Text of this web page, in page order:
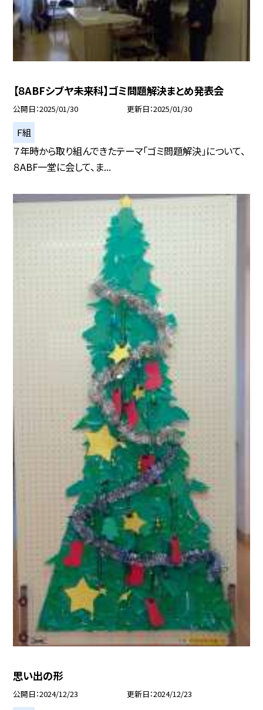
【８ABFシブヤ未来科】ゴミ問題解決まとめ発表会
公開日 2025/01/30 更新日 2025/01/30
Ｆ組
７年時から取り組んできたテーマ「ゴミ問題解決」について、
８ABF一堂に会して、ま...
思い出の形
公開日 2024/12/23 更新日 2024/12/23